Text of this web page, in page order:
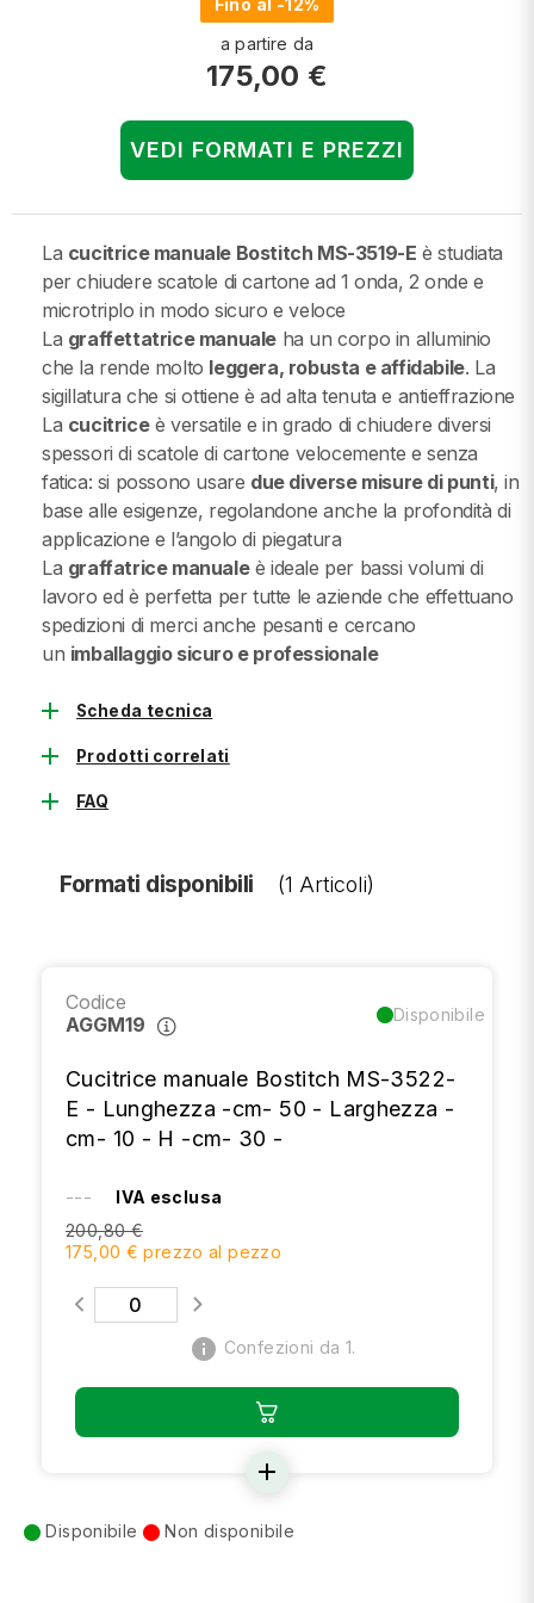
Fino al -12%
a partire da
175,00 €
VEDI FORMATI E PREZZI
La cucitrice manuale Bostitch MS-3519-E è studiata
per chiudere scatole di cartone ad 1 onda, 2 onde e
microtriplo in modo sicuro e veloce
La graffettatrice manuale ha un corpo in alluminio
che la rende molto leggera, robusta e affidabile. La
sigillatura che si ottiene è ad alta tenuta e antieffrazione
La cucitriceè versatile e in grado di chiudere diversi
spessori di scatole di cartone velocemente e senza
fatica: si possono usare due diverse misure di punti, in
base alle esigenze, regolandone anche la profondità di
applicazione e l’angolo di piegatura
La graffatrice manualeè ideale per bassi volumi di
lavoro ed è perfetta per tutte le aziende che effettuano
spedizioni di merci anche pesanti e cercano
un imballaggio sicuro e professionale
add Scheda tecnica
add Prodotti correlati
add FAQ
Formati disponibili (1 Articoli)
Codice
AGGM19
Disponibile
Cucitrice manuale Bostitch MS-3522-
E - Lunghezza -cm- 50 - Larghezza -
cm- 10 - H -cm- 30 -
---
IVA esclusa
200,80 €
175,00 € prezzo al pezzo
info Confezioni da 1.
add
Disponibile Non disponibile